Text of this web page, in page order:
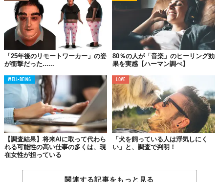
「25年後のリモートワーカー」の姿
が衝撃だった......
80％の人が「音楽」のヒーリング効
果を実感【ハーマン調べ】
WELL-BEING
【調査結果】将来AIに取って代わら
れる可能性の高い仕事の多くは、現
在女性が担っている
LOVE
「犬を飼っている人は浮気しにく
い」と、調査で判明！
関連する記事をもっと見る